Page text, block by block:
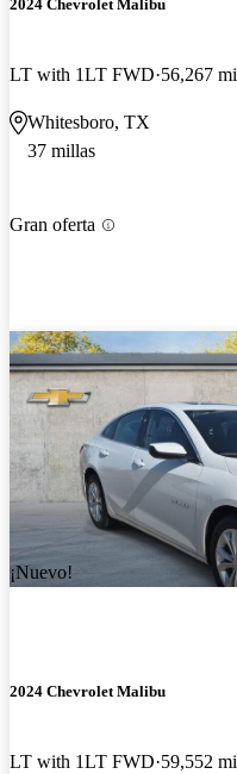
2024 Chevrolet Malibu
LT with 1LT FWD 56,267
Whitesboro, TX
37 millas
Gran oferta
¡Nuevo!
2024 Chevrolet Malibu
LT with 1LT FWD 59,552